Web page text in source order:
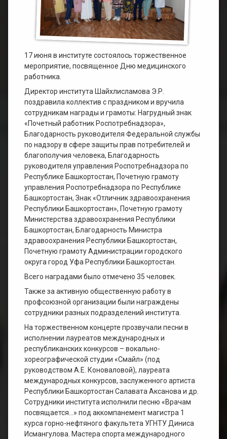
17 июня в институте состоялось торжественное
мероприятие, посвященное Дню медицинского
работника.
Директор института Шайхлисламова Э.Р.
поздравила коллектив с праздником и вручила
сотрудникам награды и грамоты: Нагрудный знак
«Почетный работник Роспотребнадзора»,
Благодарность руководителя Федеральной службы
по надзору в сфере защиты прав потребителей и
благополучия человека, Благодарность
руководителя управления Роспотребнадзора по
Республике Башкортостан, Почетную грамоту
управления Роспотребнадзора по Республике
Башкортостан, Знак «Отличник здравоохранения
Республики Башкортостан», Почетную грамоту
Министерства здравоохранения Республики
Башкортостан, Благодарность Министра
здравоохранения Республики Башкортостан,
Почетную грамоту Администрации городского
округа город Уфа Республики Башкортостан.
Всего наградами было отмечено 35 человек.
Также за активную общественную работу в
профсоюзной организации были награждены
сотрудники разных подразделений института.
На торжественном концерте прозвучали песни в
исполнении лауреатов международных и
республиканских конкурсов – вокально-
хореографической студии «Смайл» (под
руководством А.Е. Коноваловой), лауреата
международных конкурсов, заслуженного артиста
Республики Башкортостан Салавата Аксанова и др.
Сотрудники института исполнили песню «Врачам
посвящается…» под аккомпанемент магистра 1
курса горно-нефтяного факультета УГНТУ Диниса
Исмангулова. Мастера спорта международного